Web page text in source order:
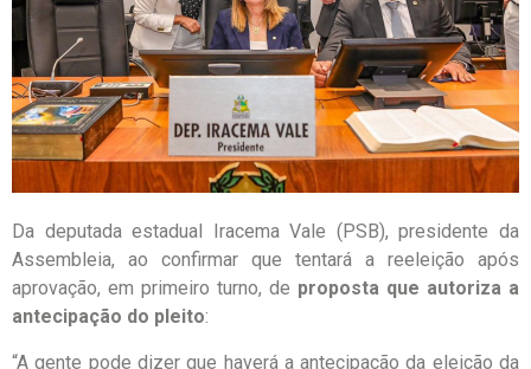
Da deputada estadual Iracema Vale (PSB), presidente da
Assembleia, ao confirmar que tentará a reeleição após
aprovação, em primeiro turno, de proposta que autoriza a
antecipação do pleito:
“A gente pode dizer que haverá a antecipação da eleição da